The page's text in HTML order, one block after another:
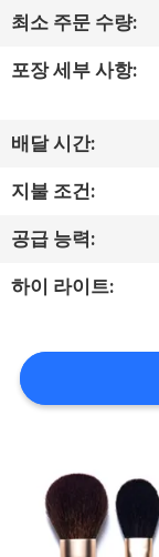
장
여
행
품
최소 주문 수량:
포장 세부 사항:
배달 시간:
지불 조건:
공급 능력:
하이 라이트: